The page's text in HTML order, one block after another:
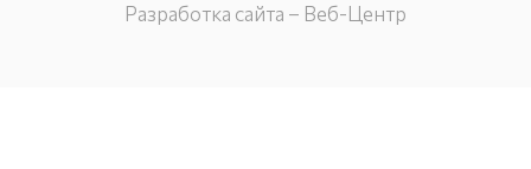
Разработка сайта – Веб-Центр